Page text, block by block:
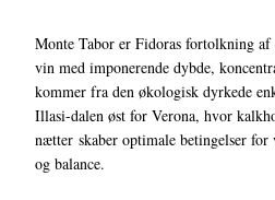
Monte Tabor er Fidoras fortolkning af
vin med imponerende dybde,
kommer fra den økologisk dyrkede
Illasi-dalen øst for Verona, hvor
nætter skaber optimale betingelser
og balance.